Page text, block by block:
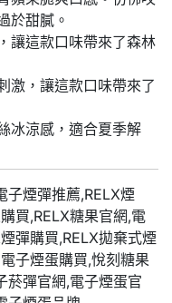
於甜膩。
讓這款口味帶來了森林
激，讓這款口味帶來了
冰涼感，適合夏季解